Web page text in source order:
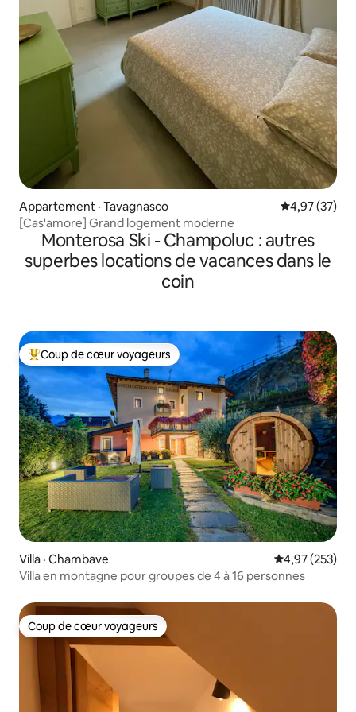
Appartement · Tavagnasco Note
4,97 (37)
[Cas'amore] Grand logement moderne
Monterosa Ski - Champoluc : autres
superbes locations de vacances dans le
coin
Coup de cœur voyageurs parmi les plus aimés
Coup de cœur voyageurs
Villa · Chambave Note
4,97 (253)
Villa en montagne pour groupes de 4 à 16 personnes
Coup de cœur voyageurs
Coup de cœur voyageurs